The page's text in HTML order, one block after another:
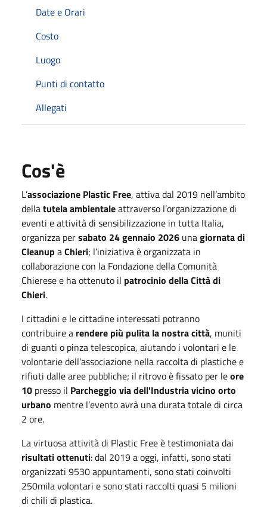
Date e Orari
Costo
Luogo
Punti di contatto
Allegati
Cos'è
L’associazione Plastic Free, attiva dal 2019 nell’ambito
dellatutela ambientaleattraverso l’organizzazione di
eventi e attività di sensibilizzazione in tutta Italia,
organizza persabato 24 gennaio 2026 unagiornata di
Cleanup aChieri; l’iniziativa è organizzata in
collaborazione con la Fondazione della Comunità
Chierese e ha ottenuto il patrocinio della Città di
Chieri.
I cittadini e le cittadine interessati potranno
contribuire a rendere più pulita la nostra città, muniti
di guanti o pinza telescopica, aiutando i volontari e le
volontarie dell’associazione nella raccolta di plastiche e
rifiuti dalle aree pubbliche; il ritrovo è fissato per leore
10 presso il Parcheggio via dell'Industria vicino orto
urbano mentre l’evento avrà una durata totale di circa
2 ore.
La virtuosa attività di Plastic Free è testimoniata dai
risultati ottenuti: dal 2019 a oggi, infatti, sono stati
organizzati 9530 appuntamenti, sono stati coinvolti
250mila volontari e sono stati raccolti quasi 5 milioni
di chili di plastica.